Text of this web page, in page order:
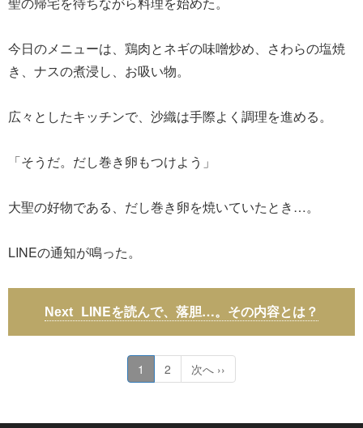
今日のメニューは、鶏肉とネギの味噌炒め、さわらの塩焼
き、ナスの煮浸し、お吸い物。
広々としたキッチンで、沙織は手際よく調理を進める。
「そうだ。だし巻き卵もつけよう」
大聖の好物である、だし巻き卵を焼いていたとき…。
LINEの通知が鳴った。
LINEを読んで、落胆…。その内容とは？
1 2 次へ ››